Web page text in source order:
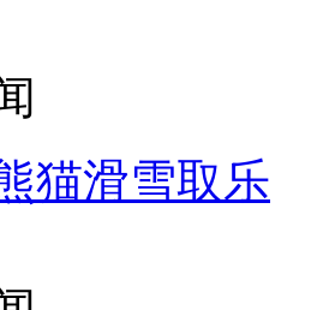
猫滑雪取乐